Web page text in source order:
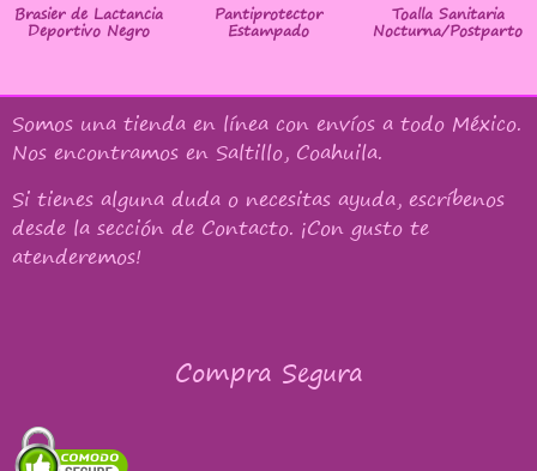
Brasier de Lactancia
Deportivo Negro
Pantiprotector
Estampado
Toalla Sanitaria
Nocturna/Postparto
Somos una tienda en línea con envíos a todo México.
Nos encontramos en Saltillo, Coahuila.
Si tienes alguna duda o necesitas ayuda, escríbenos
desde la sección de Contacto. ¡Con gusto te
atenderemos!
Compra Segura